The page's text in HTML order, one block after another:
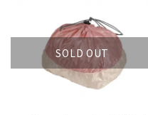
SOLD OUT